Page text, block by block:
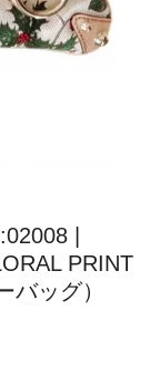
|
PRINT
バッグ）